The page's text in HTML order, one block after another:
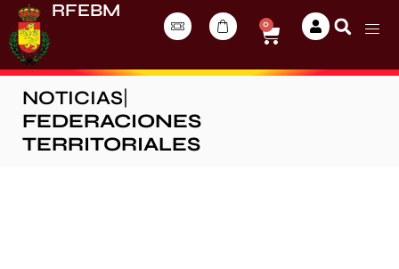
RFEBM
0
NOTICIAS
FEDERACIONES
TERRITORIALES